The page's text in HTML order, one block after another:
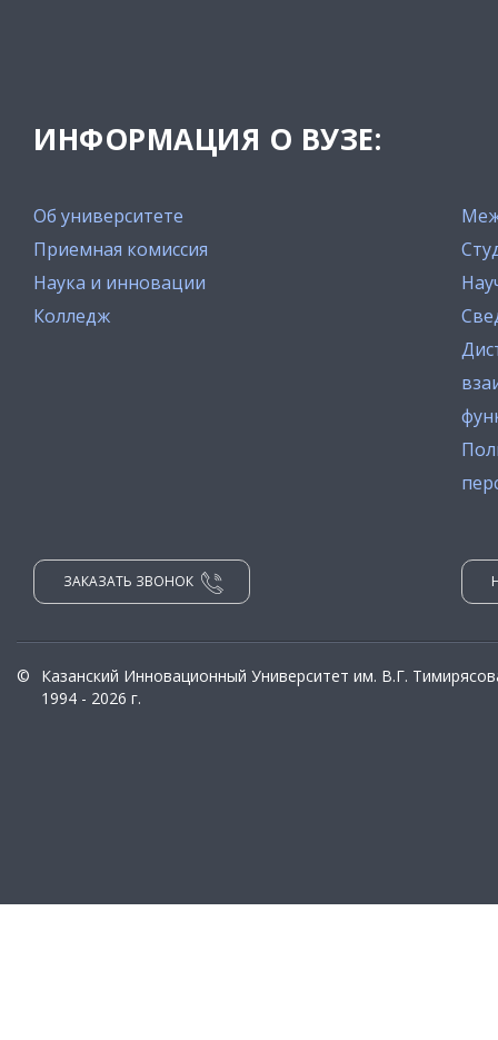
ИНФОРМАЦИЯ О ВУЗЕ:
Об университете
Приемная комиссия
Наука и инновации
Колледж
ЗАКАЗАТЬ ЗВОНОК
©
Казанский Инновационный Университет им. В.Г.
1994 - 2026 г.